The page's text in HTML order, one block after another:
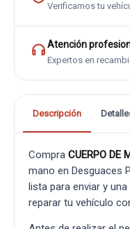
Verificamos tu
Atención
Expertos en
Descripción
Compra CUERPO DE
mano en Desguaces
lista para enviar y
reparar tu vehículo